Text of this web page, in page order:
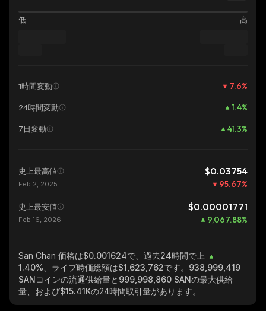
低 高
1時間変動 7.6%
24時間変動 1.4%
7日変動 41.3%
史上最高値 $0.03754
Feb 2, 2025 95.67%
史上最安値 $0.00001771
Feb 16, 2026 9,067.88%
San Chan 価格は$0.001624で、過去24時間で上
1.40% 、ライブ時価総額は$1,623,762です。 938,999,419
SANコインの流通供給量と 999,998,860 SANの最大供給
量、および$15.41Kの24時間取引量があります。